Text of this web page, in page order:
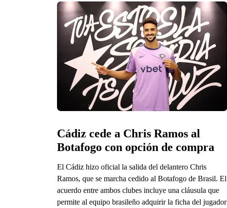
Cádiz cede a Chris Ramos al
Botafogo con opción de compra
El Cádiz hizo oficial la salida del delantero Chris
Ramos, que se marcha cedido al Botafogo de Brasil. El
acuerdo entre ambos clubes incluye una cláusula que
permite al equipo brasileño adquirir la ficha del jugador